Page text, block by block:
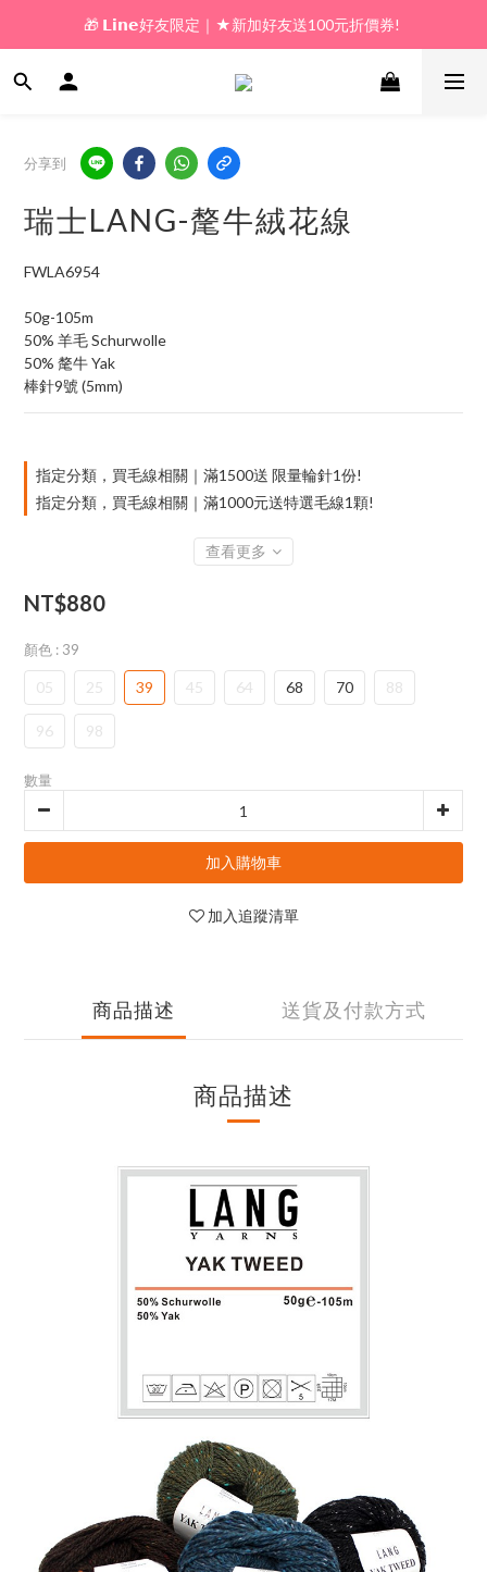
🎁 新好友購物金｜★加入新會員領券送100元!
🎁 𝗟𝗶𝗻𝗲好友限定｜★新加好友送100元折價券!
🎁 新好友購物金｜★加入新會員領券送100元!
分享到
瑞士LANG-氂牛絨花線
FWLA6954
50g-105m
50% 羊毛 Schurwolle
50% 氂牛 Yak
棒針9號 (5mm)
指定分類，買毛線相關｜滿1500送 限量輪針1份!
指定分類，買毛線相關｜滿1000元送特選毛線1顆!
查看更多
NT$880
顏色 : 39
05 25 39 45 64 68 70 88
96 98
數量
加入購物車
加入追蹤清單
商品描述 送貨及付款方式
商品描述